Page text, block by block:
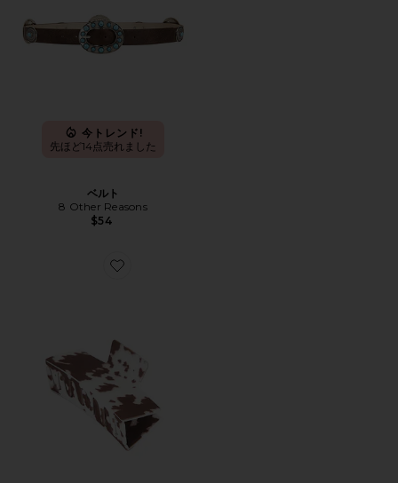
今トレンド!
先ほど14点売れました
ベルト
8 Other Reasons
$54
Favorite LARA ヘアクリップ